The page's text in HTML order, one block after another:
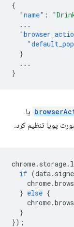
{
"name" :
...
}
...
}
یا
پویا تنظیم کرد.
chrome. storage.
if (data.
chrome.
} else {
chrome.
}
});